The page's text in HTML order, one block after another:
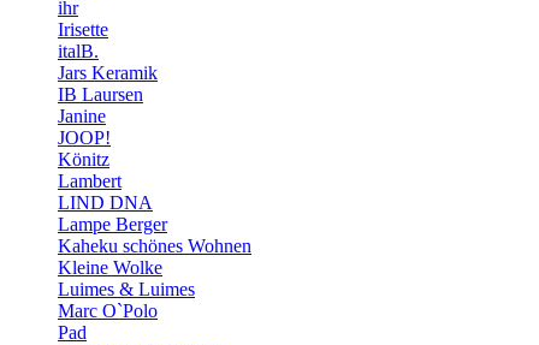
ihr
Irisette
italB.
Jars Keramik
IB Laursen
Janine
JOOP!
Könitz
Lambert
LIND DNA
Lampe Berger
Kaheku schönes Wohnen
Kleine Wolke
Luimes & Luimes
Marc O`Polo
Pad